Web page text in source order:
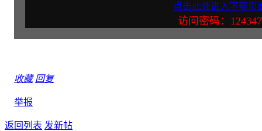
点击此处进入下载页
访问密码：124347
收藏 回复
举报
返回列表 发新帖